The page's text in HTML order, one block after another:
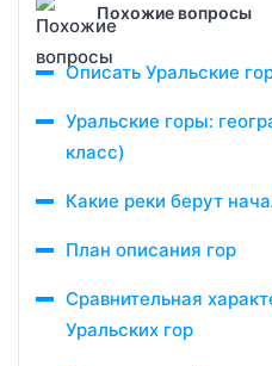
Похожие вопросы
Описать Уральские
Уральские горы:
класс)
Какие реки берут
План описания гор
Сравнительная
Уральских гор